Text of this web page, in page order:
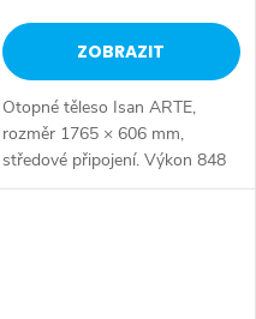
ZOBRAZIT
Otopné těleso Isan ARTE,
rozměr 1765 × 606 mm,
středové připojení. Výkon 848
W, ocelová konstrukce. Pro